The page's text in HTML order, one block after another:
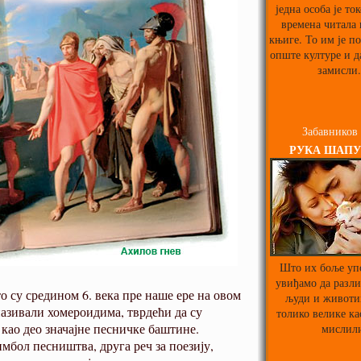
су средином 6. века пре наше ере на овом
хомероидима, тврдећи да су
део значајне песничке баштине.
песништва, друга реч за поезију,
једна особа је
времена
књиге. То им је
опште културе и
РУКА
Што их боље
увиђамо да
људи и
толико велике